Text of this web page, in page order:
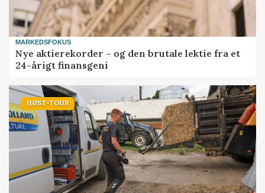
MARKEDSFOKUS
Nye aktierekorder – og den brutale lektie fra et
24-årigt finansgeni
HØST-TOUR